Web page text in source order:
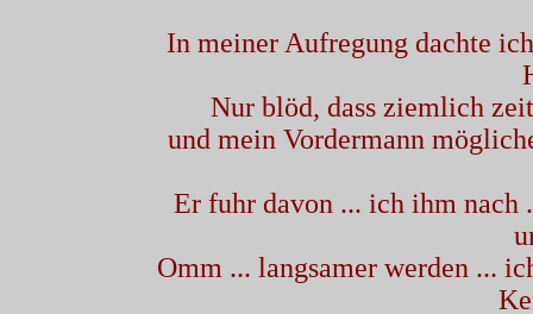
In meiner Aufregung dachte
Nur blöd, dass ziemlich
und mein Vordermann
Er fuhr davon ... ich ihm nach
Omm ... langsamer werden ...